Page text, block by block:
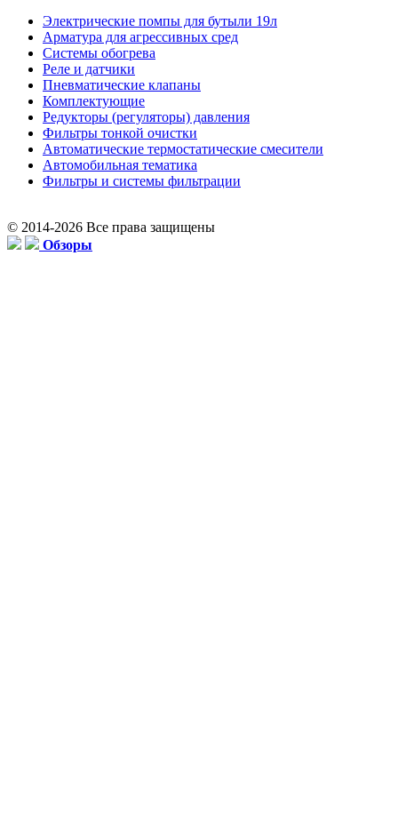
Электрические помпы для бутыли 19л
Арматура для агрессивных сред
Системы обогрева
Реле и датчики
Пневматические клапаны
Комплектующие
Редукторы (регуляторы) давления
Фильтры тонкой очистки
Автоматические термостатические смесители
Автомобильная тематика
Фильтры и системы фильтрации
© 2014-2026 Все права защищены
Обзоры